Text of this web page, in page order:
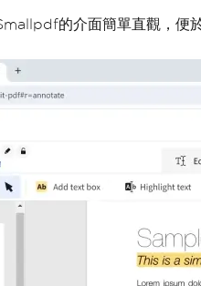
的介面簡單直觀，便